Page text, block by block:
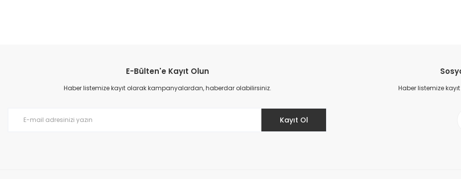
Ürün resmi kalitesiz, bozuk veya görüntülenemiyor.
Ürün açıklamasında eksik bilgiler bulunuyor.
E-Bülten'e Kayıt Olun
Haber listemize kayıt olarak kampanyalardan, haberdar olabilirsiniz.
Kayıt Ol
Haber listemize